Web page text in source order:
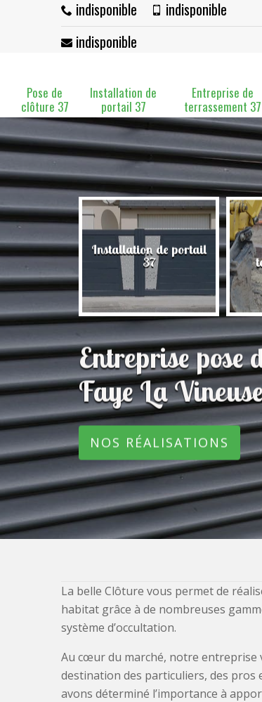
indisponible
indisponible
indisponible
Pose de
clôture 37
Installation de
portail 37
Entreprise de
terrassement 37
37 Installation de portail
37
Entreprise
Faye La
NOS RÉALISATIONS
La belle Clôture vous permet de
habitat grâce à de nombreuses
système d’occultation.
Au cœur du marché, notre entreprise
destination des particuliers, des pros
avons déterminé l’importance à